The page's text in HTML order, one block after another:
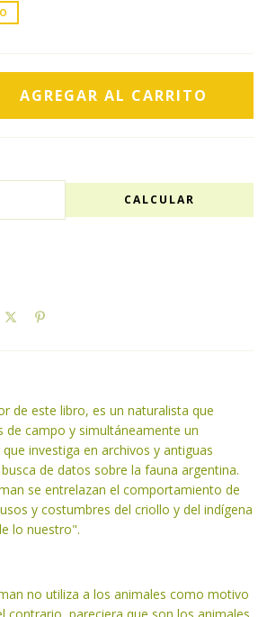
CALCULAR
de este libro, es un naturalista que
de campo y simultáneamente un
investiga en archivos y antiguas
de datos sobre la fauna argentina.
se entrelazan el comportamiento de
y costumbres del criollo y del indígena
lo nuestro".
no utiliza a los animales como motivo